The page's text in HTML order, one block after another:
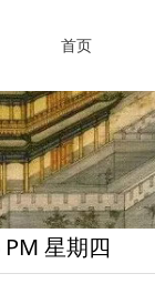
首页
星期四